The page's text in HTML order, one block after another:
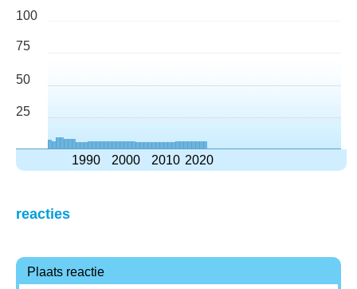
100
75
50
25
1990 2000 2010 2020
reacties
Plaats reactie